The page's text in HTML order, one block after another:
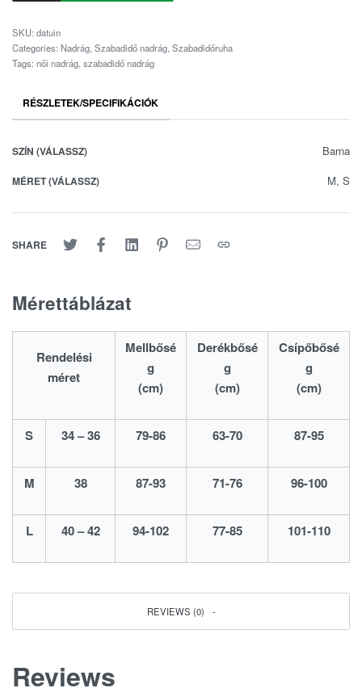
SKU: datuin
Categories: Nadrág Szabadidő nadrág Szabadidőruha
Tags: női nadrág szabadidő nadrág
RÉSZLETEK/SPECIFIKÁCIÓK
SZÍN (VÁLASSZ) Barna
MÉRET (VÁLASSZ) M, S
SHARE
Mérettáblázat
Rendelési
méret
Mellbősé
g
(cm)
Derékbősé
g
(cm)
Csípőbősé
g
(cm)
S 34 – 36 79-86 63-70 87-95
M 38 87-93 71-76 96-100
L 40 – 42 94-102 77-85 101-110
REVIEWS (0)
Reviews